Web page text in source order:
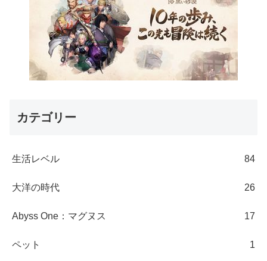
カテゴリー
生活レベル 84
大洋の時代 26
Abyss One：マグヌス 17
ペット 1